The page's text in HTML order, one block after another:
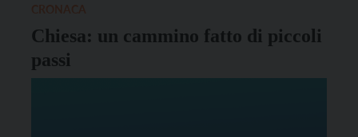
Chiesa: un cammino fatto di piccoli
passi